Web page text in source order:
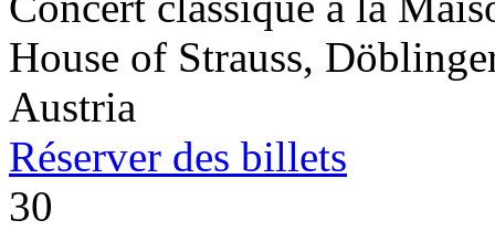
House of Strauss,
Austria
Réserver des billets
30